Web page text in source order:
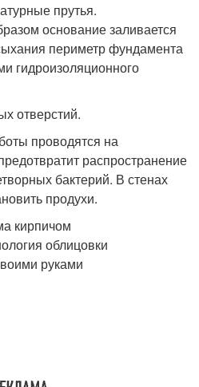
прутья.
основание заливается
периметр фундамента
гидроизоляционного
отверстий.
проводятся на
распространение
бактерий. В стенах
продухи.